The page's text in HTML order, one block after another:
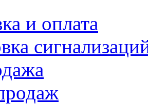
и оплата